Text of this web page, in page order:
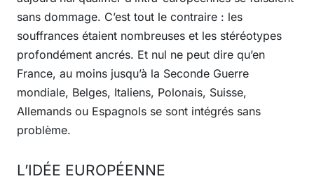
sans dommage. C’est tout le contraire : les
souffrances étaient nombreuses et les stéréotypes
profondément ancrés. Et nul ne peut dire qu’en
France, au moins jusqu’à la Seconde Guerre
mondiale, Belges, Italiens, Polonais, Suisse,
Allemands ou Espagnols se sont intégrés sans
problème.
L’IDÉE EUROPÉENNE